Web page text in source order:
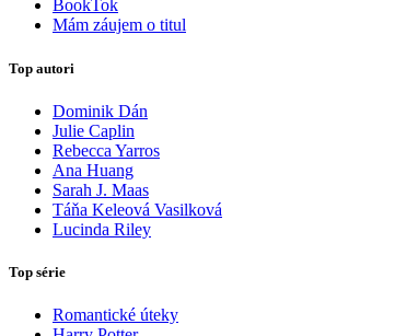
BookTok
Mám záujem o titul
Top autori
Dominik Dán
Julie Caplin
Rebecca Yarros
Ana Huang
Sarah J. Maas
Táňa Keleová Vasilková
Lucinda Riley
Top série
Romantické úteky